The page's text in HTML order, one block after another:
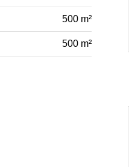
500 m²
500 m²